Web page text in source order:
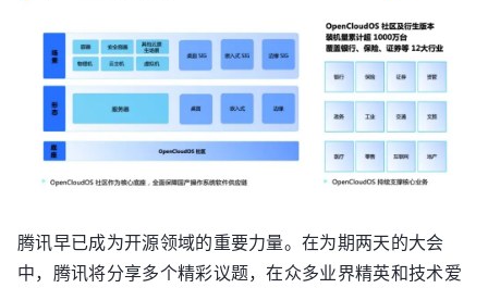
腾讯早已成为开源领域的重要力量。在为期两天的大会
中，腾讯将分享多个精彩议题，在众多业界精英和技术爱